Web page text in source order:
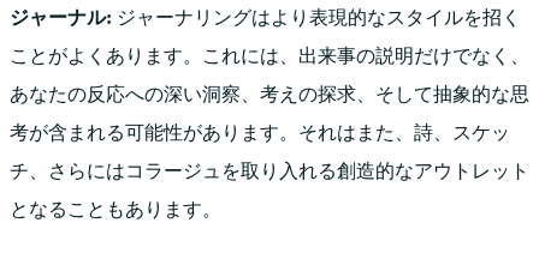
ジャーナル: ジャーナリングはより表現的なスタイルを招く
ことがよくあります。これには、出来事の説明だけでなく、
あなたの反応への深い洞察、考えの探求、そして抽象的な思
考が含まれる可能性があります。それはまた、詩、スケッ
チ、さらにはコラージュを取り入れる創造的なアウトレット
となることもあります。